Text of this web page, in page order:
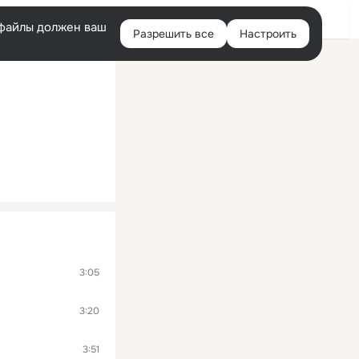
Войти
должен ваш
Разрешить все Настроить
3:05
3:20
3:51